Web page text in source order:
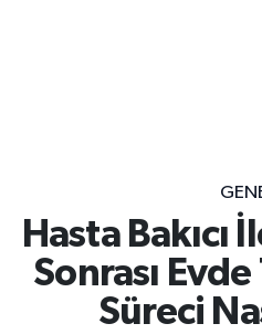
Hasta Bakıcı
Sonrası
Süreci